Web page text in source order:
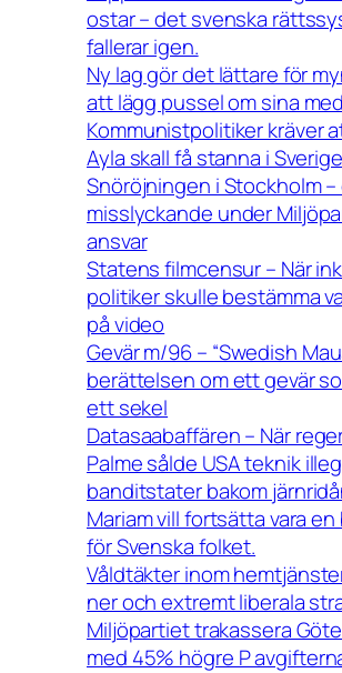
ostar – det svenska
fallerar igen.
Ny lag gör det lättare för
att lägg pussel om sina
Kommunistpolitiker kräver
Ayla skall få stanna i
Snöröjningen i Stockholm
misslyckande under
ansvar
Statens filmcensur – När
politiker skulle bestämma
på video
Gevär m/96 – “Swedish
berättelsen om ett gevär
ett sekel
Datasaabaffären – När
Palme sålde USA teknik
banditstater bakom
Mariam vill fortsätta vara
för Svenska folket.
Våldtäkter inom
ner och extremt liberala
Miljöpartiet trakassera
med 45% högre P